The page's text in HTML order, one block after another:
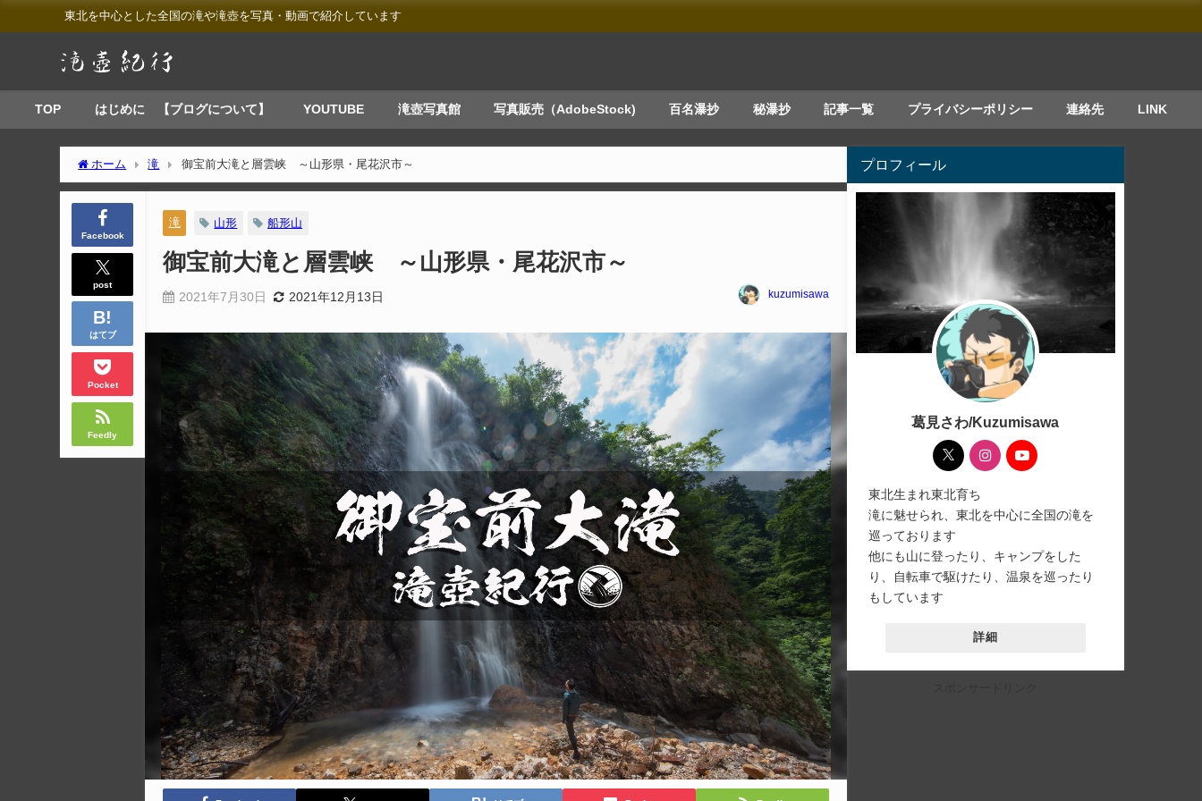
東北を中心とした全国の滝や滝壺を写真・動画で紹介しています
TOP はじめに 【ブログについて】 YOUTUBE 滝壺写真館 写真販売（AdobeStock) 百名瀑抄 秘瀑抄 記事一覧 プライバシーポリシー 連絡先 LINK
ホーム 滝 御宝前大滝と層雲峡 ～山形県・尾花沢市～
Facebook
post
はてブ
Pocket
Feedly
滝 山形 船形山
御宝前大滝と層雲峡 ～山形県・尾花沢市～
2021年7月30日 2021年12月13日 kuzumisawa
プロフィール
葛見さわ/Kuzumisawa
東北生まれ東北育ち
滝に魅せられ、東北を中心に全国の滝を
巡っております
他にも山に登ったり、キャンプをした
り、自転車で駆けたり、温泉を巡ったり
もしています
詳細